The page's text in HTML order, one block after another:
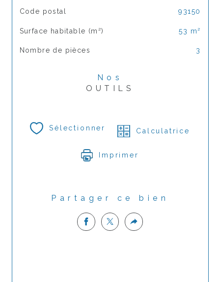
TRAD_SIROCCO_Caracteristique
Code postal 93150
Surface habitable (m²) 53 m²
Nombre de pièces 3
Nos
OUTILS
Sélectionner Calculatrice
Imprimer
Partager ce bien